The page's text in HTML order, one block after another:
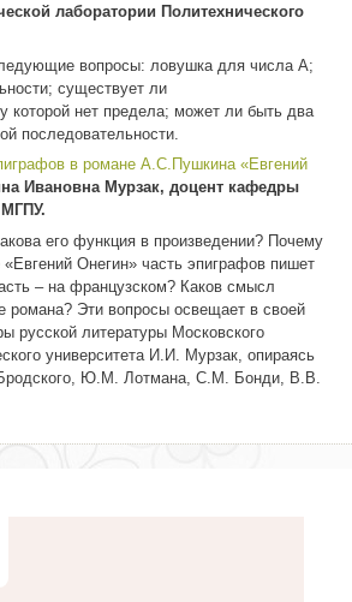
лаборатории Политехнического
вопросы: ловушка для числа A;
существует ли
которой нет предела; может ли быть два
последовательности.
в романе А.С.Пушкина «Евгений
Ивановна Мурзак, доцент кафедры
его функция в произведении? Почему
Онегин» часть эпиграфов пишет
– на французском? Каков смысл
романа? Эти вопросы освещает в своей
русской литературы Московского
университета И.И. Мурзак, опираясь
Ю.М. Лотмана, С.М. Бонди, В.В.